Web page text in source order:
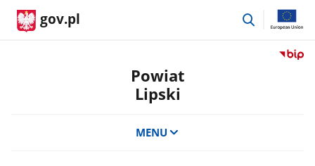
gov.pl
przejdź
Przejdź
Powiat
Lipski
MENU